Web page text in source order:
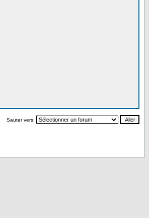
Sauter vers: